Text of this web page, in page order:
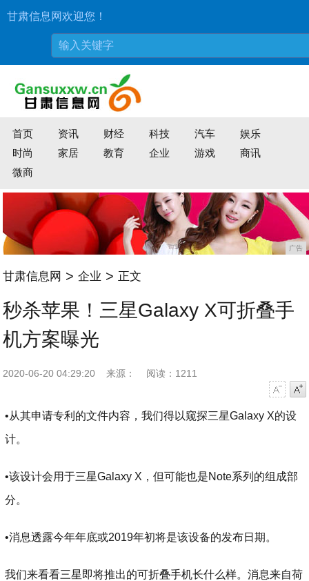
甘肃信息网欢迎您！
首页 资讯 财经 科技 汽车
娱乐
时尚
家居 教育 企业 游戏
商讯
微商
广告
甘肃信息网 > 企业 > 正文
秒杀苹果！三星Galaxy X可折叠手
机方案曝光
2020-06-20 04:29:20 来源：
阅读：1211
•从其申请专利的文件内容，我们得以窥探三星Galaxy X的设
计。
•该设计会用于三星Galaxy X，但可能也是Note系列的组成部
分。
•消息透露今年年底或2019年初将是该设备的发布日期。
我们来看看三星即将推出的可折叠手机长什么样。消息来自荷